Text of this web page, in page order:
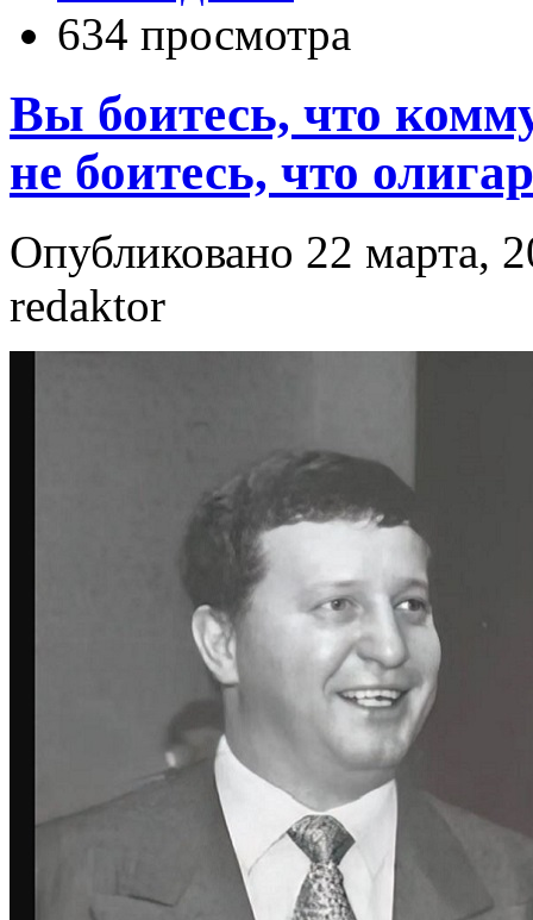
634 просмотра
Вы боитесь, что
не боитесь, что
Опубликовано 22 марта,
redaktor